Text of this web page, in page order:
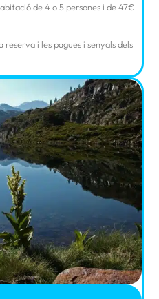
de 4 o 5 persones i de 47€
i les pagues i senyals dels